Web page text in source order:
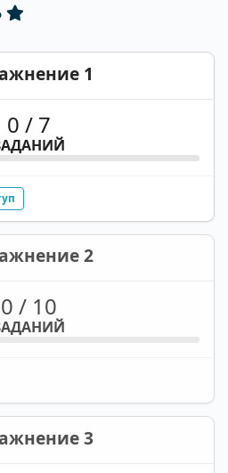
1
0 / 7
2
0 / 10
3